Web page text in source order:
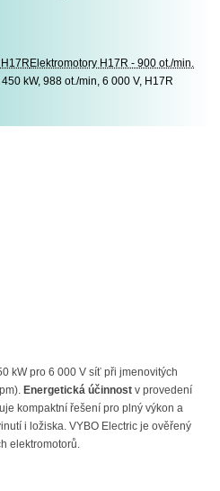
Elektromotory H17R - 900 ot./min.
kW, 988 ot./min, 6 000 V, H17R
kW pro 6 000 V síť při jmenovitých
Energetická účinnost v provedení
kompaktní řešení pro plný výkon a
i ložiska. VYBO Electric je ověřený
elektromotorů.